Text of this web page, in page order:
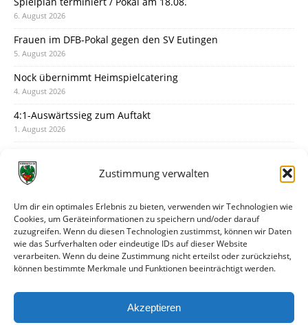
Zustimmung verwalten
Um dir ein optimales Erlebnis zu bieten, verwenden wir Technologien wie
Cookies, um Geräteinformationen zu speichern und/oder darauf
zuzugreifen. Wenn du diesen Technologien zustimmst, können wir Daten
wie das Surfverhalten oder eindeutige IDs auf dieser Website
verarbeiten. Wenn du deine Zustimmung nicht erteilst oder zurückziehst,
können bestimmte Merkmale und Funktionen beeinträchtigt werden.
Akzeptieren
6. August 2026
Frauen im DFB-Pokal gegen den SV Eutingen
5. August 2026
Nock übernimmt Heimspielcatering
4. August 2026
4:1-Auswärtssieg zum Auftakt
1. August 2026
31. Juli 2026
30. Juli 2026
Deine Spielminute: 89+1
28. Juli 2026
Neuer Rückensponsor
Neue Podcast-Folge: So tickt Björn!
27. Juli 2026